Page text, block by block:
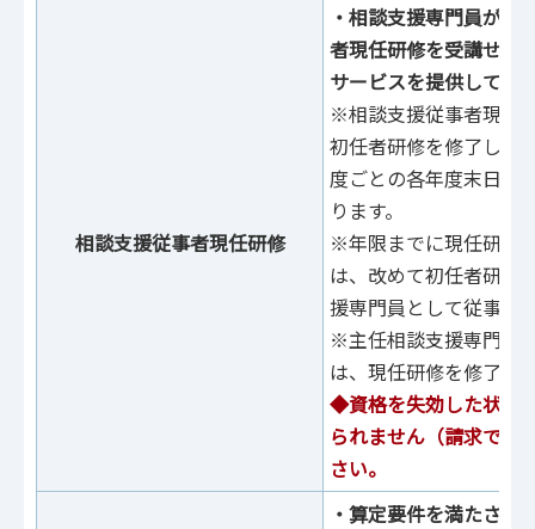
相談⽀援従事者現任研修
・相談⽀援専⾨員が指
者現任研修を受講せず
サービスを提供してい
※相談⽀援従事者現任
初任者研修を修了した
度ごとの各年度末⽇ま
ります。
※年限までに現任研修
は、改めて初任者研修
援専⾨員として従事で
※主任相談⽀援専⾨員
は、現任研修を修了し
◆資格を失効した状態
られません（請求でき
さい。
・算定要件を満たさな